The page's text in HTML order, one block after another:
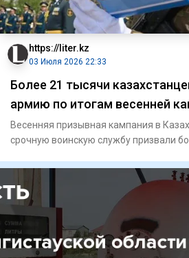
https://liter.kz
03 Июля 2026 22:33
Более 21 тысячи
армию по итогам весенней
Весенняя призывная кампания в
срочную воинскую службу призвали